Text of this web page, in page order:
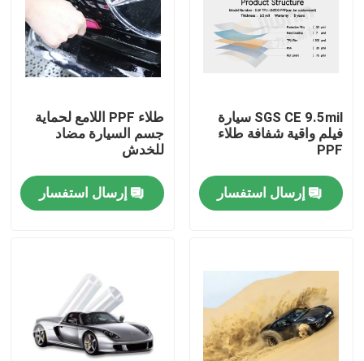
جولة في المعمل
اتصل بنا
أخبار
VR
SGS CE 9.5mil سيارة
فيلم واقية شفافة طلاء
PPF
إرسال استفسار
طلاء PPF اللامع لحماية
جسم السيارة مضاد
للخدش
إرسال استفسار